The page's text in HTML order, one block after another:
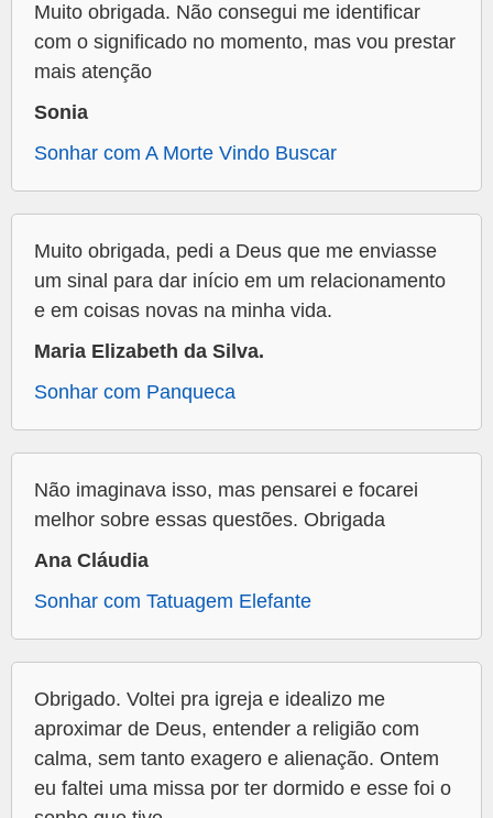
Muito obrigada. Não consegui me identificar
com o significado no momento, mas vou prestar
mais atenção
Sonia
Sonhar com A Morte Vindo Buscar
Muito obrigada, pedi a Deus que me enviasse
um sinal para dar início em um relacionamento
e em coisas novas na minha vida.
Maria Elizabeth da Silva.
Sonhar com Panqueca
Não imaginava isso, mas pensarei e focarei
melhor sobre essas questões. Obrigada
Ana Cláudia
Sonhar com Tatuagem Elefante
Obrigado. Voltei pra igreja e idealizo me
aproximar de Deus, entender a religião com
calma, sem tanto exagero e alienação. Ontem
eu faltei uma missa por ter dormido e esse foi o